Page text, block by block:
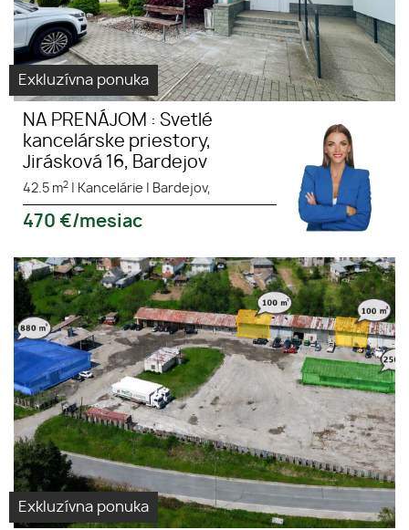
Exkluzívna ponuka
NA PRENÁJOM : Svetlé
kancelárske priestory,
Jirásková 16, Bardejov
42.5 m2 Kancelárie Bardejov,
470 €/mesiac
NA PRENÁJOM - SKLADOVÉ
PRIESTORY GIRALTOVCE pri
hlavnej ceste I/21
Skladové
priestory
Giraltovce
Exkluzívna ponuka